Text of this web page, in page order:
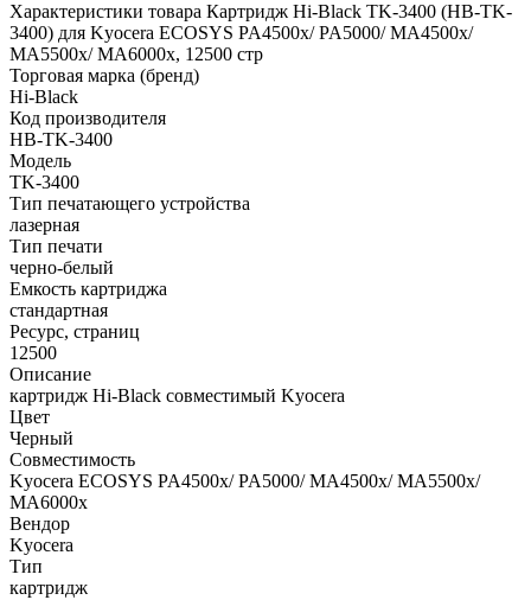
Характеристики товара Картридж Hi-Black TK-3400 (HB-TK-
3400) для Kyocera ECOSYS PA4500x/ PA5000/ MA4500x/
MA5500x/ MA6000x, 12500 стр
Торговая марка (бренд)
Hi-Black
Код производителя
HB-TK-3400
Модель
TK-3400
Тип печатающего устройства
лазерная
Тип печати
черно-белый
Емкость картриджа
стандартная
Ресурс, страниц
12500
Описание
картридж Hi-Black совместимый Kyocera
Цвет
Черный
Совместимость
Kyocera ECOSYS PA4500x/ PA5000/ MA4500x/ MA5500x/
MA6000x
Вендор
Kyocera
Тип
картридж